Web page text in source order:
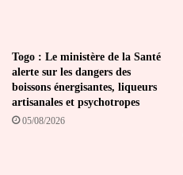
Togo : Le ministère de la Santé
alerte sur les dangers des
boissons énergisantes, liqueurs
artisanales et psychotropes
05/08/2026